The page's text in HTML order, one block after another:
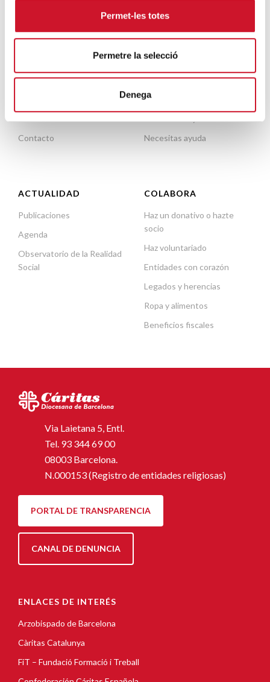
Permet-les totes
Permetre la selecció
Denega
Contacto
básicas
Migración y refugio
Necesitas ayuda
ACTUALIDAD
Publicaciones
Agenda
Observatorio de la Realidad
Social
COLABORA
Haz un donativo o hazte
socio
Haz voluntariado
Entidades con corazón
Legados y herencias
Ropa y alimentos
Beneficios fiscales
Via Laietana 5, Entl.
Tel. 93 344 69 00
08003 Barcelona.
N.000153 (Registro de entidades religiosas)
PORTAL DE TRANSPARENCIA
CANAL DE DENUNCIA
ENLACES DE INTERÉS
Arzobispado de Barcelona
Càritas Catalunya
FiT – Fundació Formació i Treball